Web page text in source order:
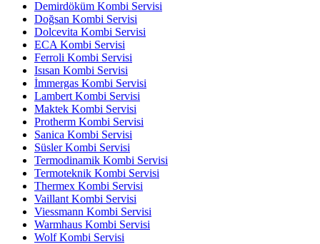
Demirdöküm Kombi Servisi
Doğsan Kombi Servisi
Dolcevita Kombi Servisi
ECA Kombi Servisi
Ferroli Kombi Servisi
Isısan Kombi Servisi
İmmergas Kombi Servisi
Lambert Kombi Servisi
Maktek Kombi Servisi
Protherm Kombi Servisi
Sanica Kombi Servisi
Süsler Kombi Servisi
Termodinamik Kombi Servisi
Termoteknik Kombi Servisi
Thermex Kombi Servisi
Vaillant Kombi Servisi
Viessmann Kombi Servisi
Warmhaus Kombi Servisi
Wolf Kombi Servisi